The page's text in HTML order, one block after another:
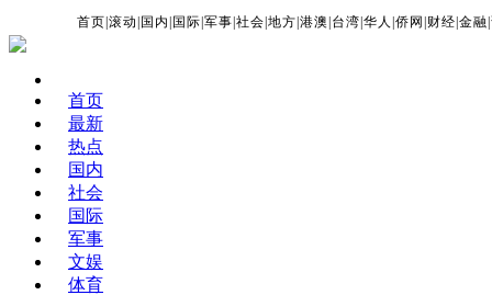
首页 |滚动 国内 国际 |军事 |社会 |地方 |港澳 台湾 |华人 |侨网 财经 |金融 |
首页
最新
热点
国内
社会
国际
军事
文娱
体育